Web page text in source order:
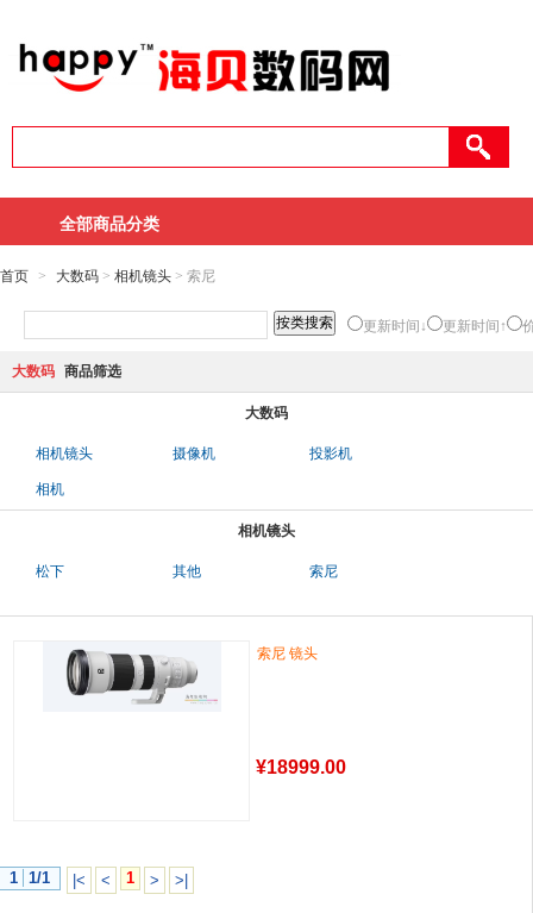
全部商品分类
首页 > 大数码 > 相机镜头 > 索尼
更新时间↓ 更新时间↑
大数码 商品筛选
大数码
相机镜头 摄像机 投影机
相机
相机镜头
松下 其他 索尼
索尼 镜头
¥18999.00
1 1/1 |< < 1 > >|